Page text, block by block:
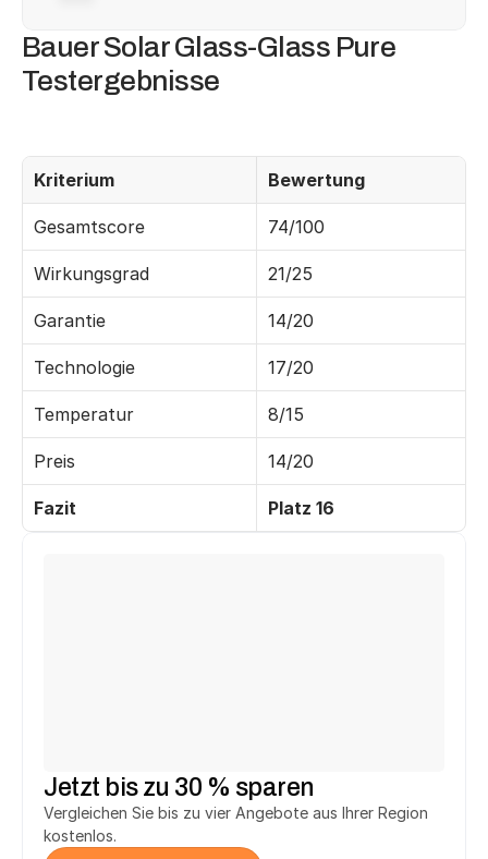
Bauer Solar Glass-Glass Pure
Testergebnisse
Kriterium Bewertung
Gesamtscore 74/100
Wirkungsgrad 21/25
Garantie 14/20
Technologie 17/20
Temperatur 8/15
Preis 14/20
Fazit Platz 16
Jetzt bis zu 30 % sparen
Vergleichen Sie bis zu vier Angebote aus Ihrer Region
kostenlos.